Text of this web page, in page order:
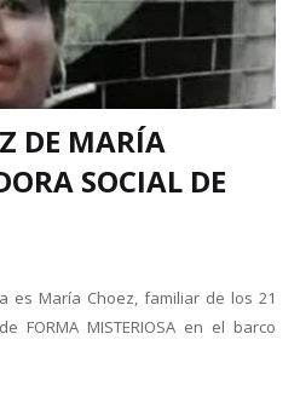
DE MARÍA
SOCIAL DE
es María Choez, familiar de los 21
FORMA MISTERIOSA en el barco